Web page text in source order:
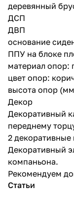
деревянный
ДСП
ДВП
основание
ППУ на блоке
материал опор:
цвет опор:
высота опор
Декор
Декоративный
переднему
2 декоративные
Декоративный
компаньона.
Рекомендуем
Статьи